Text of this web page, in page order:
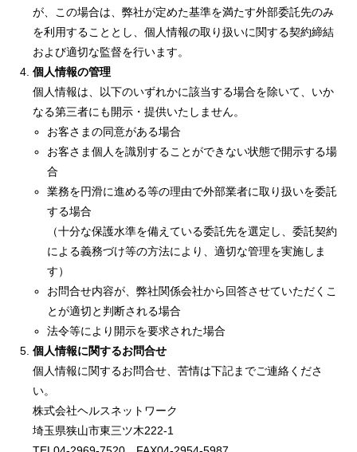
が、この場合は、弊社が定めた基準を満たす外部委託先のみ
を利用することとし、個人情報の取り扱いに関する契約締結
および適切な監督を行います。
個人情報の管理
個人情報は、以下のいずれかに該当する場合を除いて、いか
なる第三者にも開示・提供いたしません。
お客さまの同意がある場合
お客さま個人を識別することができない状態で開示する場
合
業務を円滑に進める等の理由で外部業者に取り扱いを委託
する場合
（十分な保護水準を備えている委託先を選定し、委託契約
による義務づけ等の方法により、適切な管理を実施しま
す）
お問合せ内容が、弊社関係会社から回答させていただくこ
とが適切と判断される場合
法令等により開示を要求された場合
個人情報に関するお問合せ
個人情報に関するお問合せ、苦情は下記までご連絡くださ
い。
株式会社ヘルスネットワーク
埼玉県狭山市東三ツ木222-1